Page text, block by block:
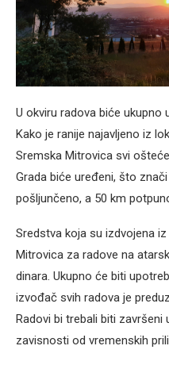
U okviru radova biće ukupno
Kako je ranije najavljeno iz
Sremska Mitrovica svi
Grada biće uređeni, što
pošljunčeno, a 50 km
Sredstva koja su izdvojena
Mitrovica za radove na
dinara. Ukupno će biti
izvođač svih radova je
Radovi bi trebali biti završeni
zavisnosti od vremenskih